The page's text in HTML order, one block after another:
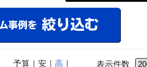
表示件数
予算｜安｜ 高 ｜